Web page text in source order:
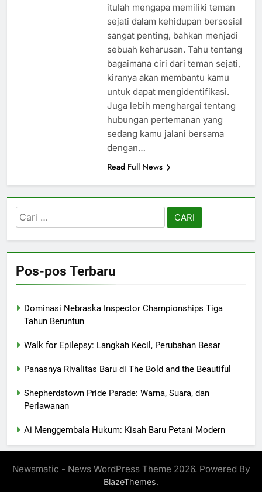
itulah mengapa memiliki teman
sejati dalam kehidupan bersosial
sangat penting, bahkan menjadi
sebuah keharusan. Tahu tentang
bagaimana ciri dari teman sejati,
kiranya akan membantu kamu
untuk dapat mengidentifikasi.
Juga lebih menghargai tentang
hubungan pertemanan yang
sedang kamu jalani bersama
dengan…
Read Full News
Cari
untuk:
Pos-pos Terbaru
Dominasi Nebraska Inspector Championships Tiga
Tahun Beruntun
Walk for Epilepsy: Langkah Kecil, Perubahan Besar
Panasnya Rivalitas Baru di The Bold and the Beautiful
Shepherdstown Pride Parade: Warna, Suara, dan
Perlawanan
Ai Menggembala Hukum: Kisah Baru Petani Modern
Newsmatic - News WordPress Theme 2026. Powered By
BlazeThemes.